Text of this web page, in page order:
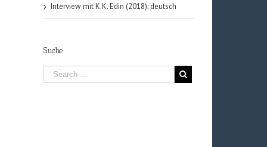
Interview mit K.K. Edin (2018); deutsch
Suche